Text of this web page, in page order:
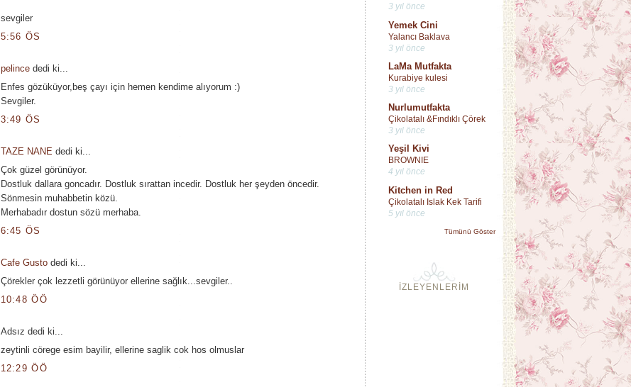
3 yıl önce
Yemek Cini
Yalancı Baklava
3 yıl önce
LaMa Mutfakta
Kurabiye kulesi
3 yıl önce
Nurlumutfakta
Çikolatalı &Fındıklı Çörek
3 yıl önce
Yeşil Kivi
BROWNIE
4 yıl önce
Kitchen in Red
Çikolatalı Islak Kek Tarifi
5 yıl önce
Tümünü Göster
İZLEYENLERİM
sevgiler
5:56 ÖS
pelincededi ki...
Enfes gözüküyor,beş çayı için hemen kendime alıyorum :)
Sevgiler.
3:49 ÖS
TAZE NANE dedi ki...
Çok güzel görünüyor.
Dostluk dallara goncadır. Dostluk sırattan incedir. Dostluk her şeyden öncedir.
Sönmesin muhabbetin közü.
Merhabadır dostun sözü merhaba.
6:45 ÖS
Cafe Gustodedi ki...
Çörekler çok lezzetli görünüyor ellerine sağlık...sevgiler..
10:48 ÖÖ
Adsız dedi ki...
zeytinli cörege esim bayilir, ellerine saglik cok hos olmuslar
12:29 ÖÖ